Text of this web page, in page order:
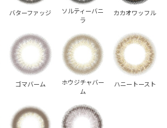
バターファッジ
ソルティーバニ
ラ
カカオワッフル
ゴマバーム
ホウジチャバー
ム
ハニートースト